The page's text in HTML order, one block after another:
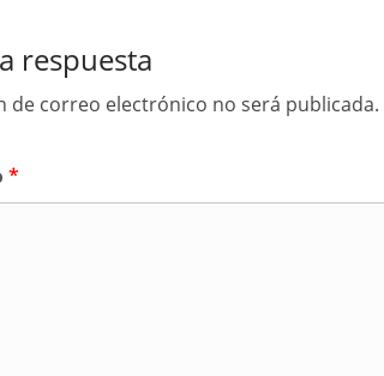
respuesta
de correo electrónico no será publicada.
*